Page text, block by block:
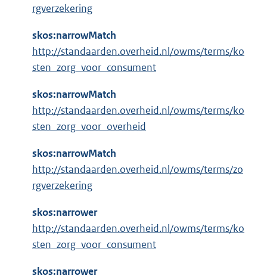
rgverzekering
skos:narrowMatch
http://standaarden.overheid.nl/owms/terms/ko
sten_zorg_voor_consument
skos:narrowMatch
http://standaarden.overheid.nl/owms/terms/ko
sten_zorg_voor_overheid
skos:narrowMatch
http://standaarden.overheid.nl/owms/terms/zo
rgverzekering
skos:narrower
http://standaarden.overheid.nl/owms/terms/ko
sten_zorg_voor_consument
skos:narrower